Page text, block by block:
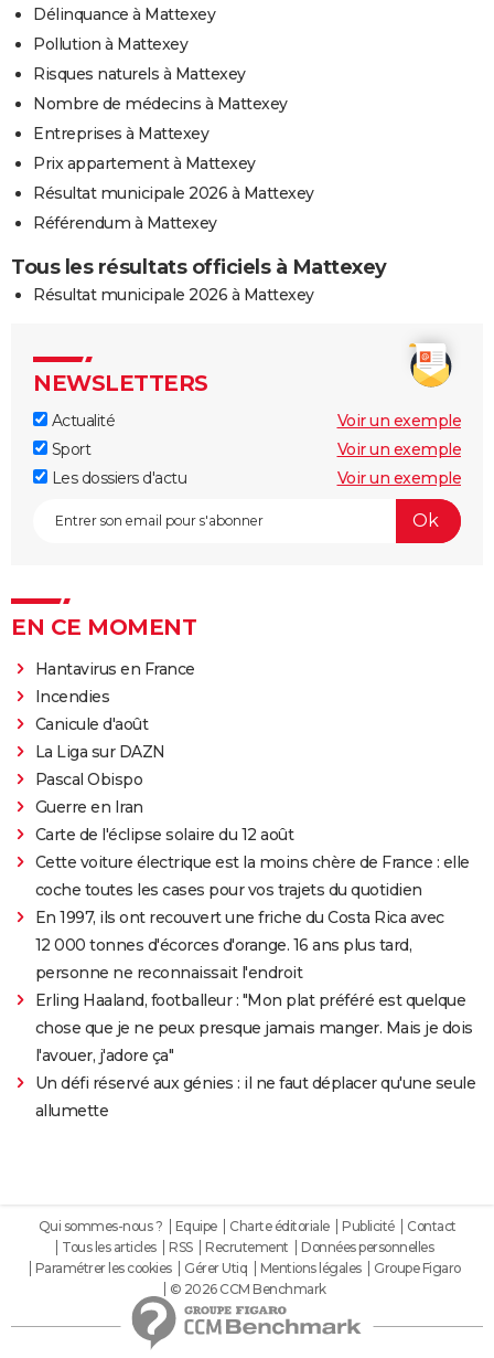
Délinquance à Mattexey
Pollution à Mattexey
Risques naturels à Mattexey
Nombre de médecins à Mattexey
Entreprises à Mattexey
Prix appartement à Mattexey
Résultat municipale 2026 à Mattexey
Référendum à Mattexey
Tous les résultats officiels à Mattexey
Résultat municipale 2026 à Mattexey
NEWSLETTERS
Actualité
Voir un exemple
Sport
Voir un exemple
Les dossiers d'actu
Voir un exemple
EN CE MOMENT
Hantavirus en France
Incendies
Canicule d'août
La Liga sur DAZN
Pascal Obispo
Guerre en Iran
Carte de l'éclipse solaire du 12 août
Cette voiture électrique est la moins chère de France : elle
coche toutes les cases pour vos trajets du quotidien
En 1997, ils ont recouvert une friche du Costa Rica avec
12 000 tonnes d'écorces d'orange. 16 ans plus tard,
personne ne reconnaissait l'endroit
Erling Haaland, footballeur : "Mon plat préféré est quelque
chose que je ne peux presque jamais manger. Mais je dois
l'avouer, j'adore ça"
Un défi réservé aux génies : il ne faut déplacer qu'une seule
allumette
Qui sommes-nous ? Equipe Charte éditoriale Publicité
Contact
Tous les articles
RSS Recrutement
Données personnelles
Paramétrer les cookies
Gérer Utiq Mentions légales
Groupe Figaro
© 2026 CCM Benchmark